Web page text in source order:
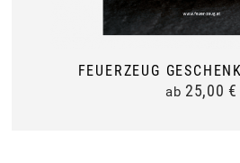
FEUERZEUG
ab 25,00 €